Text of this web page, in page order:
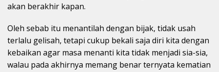
akan berakhir kapan.
Oleh sebab itu menantilah dengan bijak, tidak usah
terlalu gelisah, tetapi cukup bekali saja diri kita dengan
kebaikan agar masa menanti kita tidak menjadi sia-sia,
walau pada akhirnya memang benar ternyata kematian